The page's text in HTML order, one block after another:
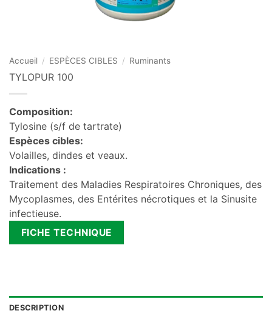
Accueil / ESPÈCES CIBLES / Ruminants
TYLOPUR 100
Composition:
Tylosine (s/f de tartrate)
Espèces cibles:
Volailles, dindes et veaux.
Indications :
Traitement des Maladies Respiratoires Chroniques, des
Mycoplasmes, des Entérites nécrotiques et la Sinusite
infectieuse.
FICHE TECHNIQUE
DESCRIPTION